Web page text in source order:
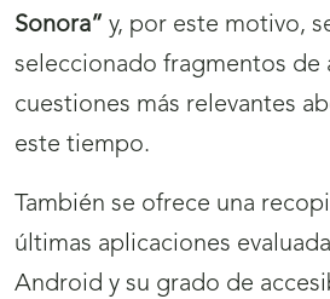
Sonora” y, por este motivo,
seleccionado fragmentos de
cuestiones más relevantes
este tiempo.
También se ofrece una
últimas aplicaciones
Android y su grado de